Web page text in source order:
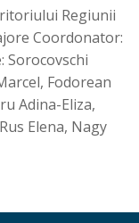
Regiunii
Coordonator:
Sorocovschi
Fodorean
Adina-Eliza,
Elena, Nagy